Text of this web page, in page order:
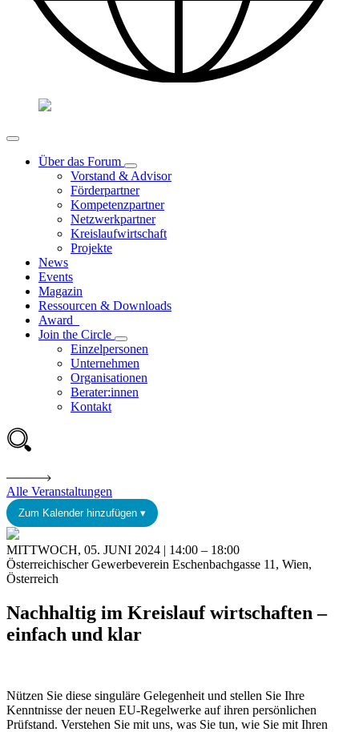
Über das Forum
Vorstand & Advisor
Förderpartner
Kompetenzpartner
Netzwerkpartner
Kreislaufwirtschaft
Projekte
News
Events
Magazin
Ressourcen & Downloads
Award
Join the Circle
Einzelpersonen
Unternehmen
Organisationen
Berater:innen
Kontakt
Alle Veranstaltungen
Zum Kalender hinzufügen ▾
MITTWOCH, 05. JUNI 2024 | 14:00 – 18:00
Österreichischer Gewerbeverein Eschenbachgasse 11, Wien,
Österreich
Nachhaltig im Kreislauf wirtschaften –
einfach und klar
Nützen Sie diese singuläre Gelegenheit und stellen Sie Ihre
Kenntnisse der neuen EU-Regelwerke auf ihren persönlichen
Prüfstand. Verstehen Sie mit uns, was Sie tun, wie Sie mit Ihren